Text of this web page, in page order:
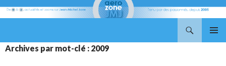
AU
Archives par mot-clé : 2009